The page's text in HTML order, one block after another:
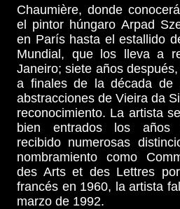
Chaumière, donde
el pintor húngaro Arpad
en París hasta el estallido
Mundial, que los lleva a
Janeiro; siete años
a finales de la década de
abstracciones de Vieira da
reconocimiento. La artista
bien entrados los años
recibido numerosas
nombramiento como
des Arts et des Lettres
francés en 1960, la artista
marzo de 1992.